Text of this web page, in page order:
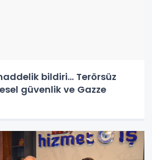
bildiri... Terörsüz
güvenlik ve Gazze